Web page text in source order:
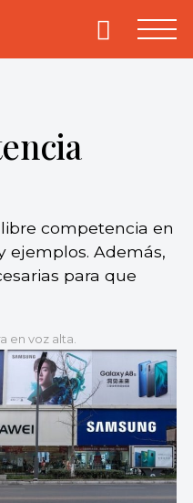
Primary
competencia en
ejemplos. Además,
para que
en voz alta.